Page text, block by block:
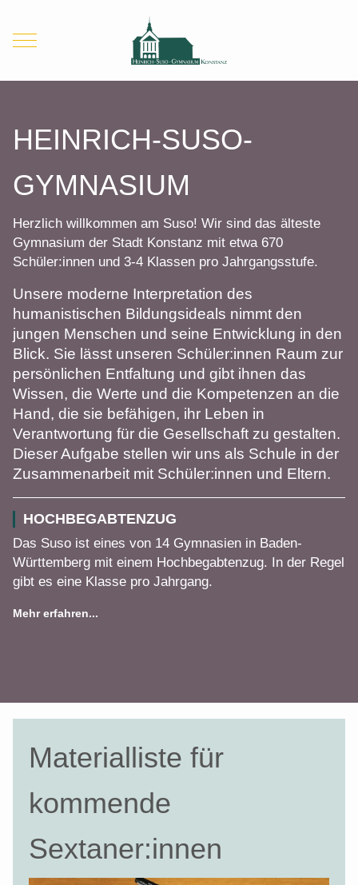
Mobile Menu Toggle
HEINRICH-SUSO-
GYMNASIUM
Herzlich willkommen am Suso! Wir sind das älteste
Gymnasium der Stadt Konstanz mit etwa 670
Schüler:innen und 3-4 Klassen pro Jahrgangsstufe.
Unsere moderne Interpretation des
humanistischen Bildungsideals nimmt den
jungen Menschen und seine Entwicklung in den
Blick. Sie lässt unseren Schüler:innen Raum zur
persönlichen Entfaltung und gibt ihnen das
Wissen, die Werte und die Kompetenzen an die
Hand, die sie befähigen, ihr Leben in
Verantwortung für die Gesellschaft zu gestalten.
Dieser Aufgabe stellen wir uns als Schule in der
Zusammenarbeit mit Schüler:innen und Eltern.
HOCHBEGABTENZUG
Das Suso ist eines von 14 Gymnasien in Baden-
Württemberg mit einem Hochbegabtenzug. In der Regel
gibt es eine Klasse pro Jahrgang.
Mehr erfahren...
Materialliste für
kommende
Sextaner:innen